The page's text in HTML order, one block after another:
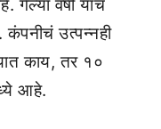
गेल्या वर्षी याच
कंपनीचं उत्पन्नही
काय, तर १०
आहे.